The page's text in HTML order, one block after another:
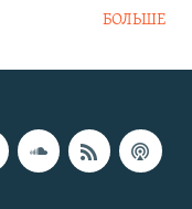
БОЛЬШЕ